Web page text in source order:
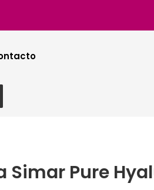
Simar Pure